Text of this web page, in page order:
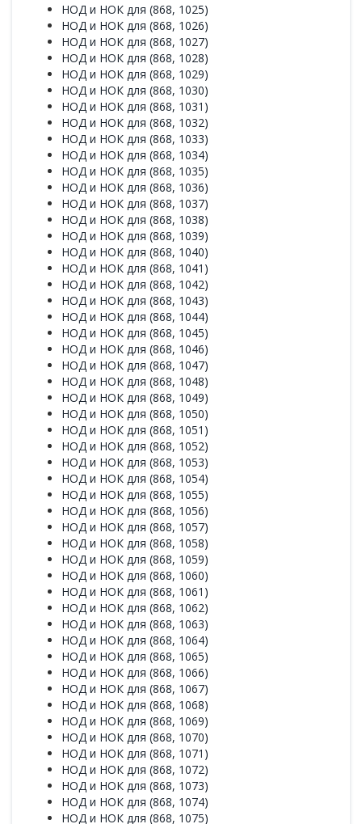
НОД и НОК для (868, 1025)
НОД и НОК для (868, 1026)
НОД и НОК для (868, 1027)
НОД и НОК для (868, 1028)
НОД и НОК для (868, 1029)
НОД и НОК для (868, 1030)
НОД и НОК для (868, 1031)
НОД и НОК для (868, 1032)
НОД и НОК для (868, 1033)
НОД и НОК для (868, 1034)
НОД и НОК для (868, 1035)
НОД и НОК для (868, 1036)
НОД и НОК для (868, 1037)
НОД и НОК для (868, 1038)
НОД и НОК для (868, 1039)
НОД и НОК для (868, 1040)
НОД и НОК для (868, 1041)
НОД и НОК для (868, 1042)
НОД и НОК для (868, 1043)
НОД и НОК для (868, 1044)
НОД и НОК для (868, 1045)
НОД и НОК для (868, 1046)
НОД и НОК для (868, 1047)
НОД и НОК для (868, 1048)
НОД и НОК для (868, 1049)
НОД и НОК для (868, 1050)
НОД и НОК для (868, 1051)
НОД и НОК для (868, 1052)
НОД и НОК для (868, 1053)
НОД и НОК для (868, 1054)
НОД и НОК для (868, 1055)
НОД и НОК для (868, 1056)
НОД и НОК для (868, 1057)
НОД и НОК для (868, 1058)
НОД и НОК для (868, 1059)
НОД и НОК для (868, 1060)
НОД и НОК для (868, 1061)
НОД и НОК для (868, 1062)
НОД и НОК для (868, 1063)
НОД и НОК для (868, 1064)
НОД и НОК для (868, 1065)
НОД и НОК для (868, 1066)
НОД и НОК для (868, 1067)
НОД и НОК для (868, 1068)
НОД и НОК для (868, 1069)
НОД и НОК для (868, 1070)
НОД и НОК для (868, 1071)
НОД и НОК для (868, 1072)
НОД и НОК для (868, 1073)
НОД и НОК для (868, 1074)
НОД и НОК для (868, 1075)